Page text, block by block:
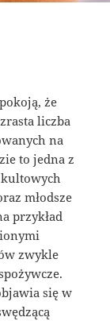
że
liczba
na
to jedna z
młodsze
przykład
zwykle
się w